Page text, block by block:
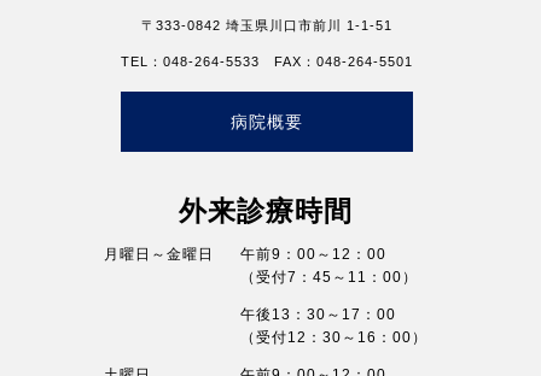
〒333-0842 埼玉県川口市前川 1-1-51
TEL：048-264-5533 FAX：048-264-5501
病院概要
外来診療時間
月曜日～金曜日
午前9：00～12：00
（受付7：45～11：00）
午後13：30～17：00
（受付12：30～16：00）